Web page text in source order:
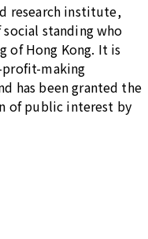
research institute,
standing who
of Hong Kong. It is
profit-making
has been granted the
of public interest by